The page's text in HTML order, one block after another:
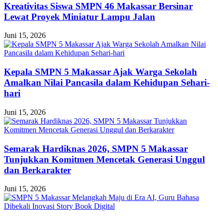
Kreativitas Siswa SMPN 46 Makassar Bersinar
Lewat Proyek Miniatur Lampu Jalan
Juni 15, 2026
Kepala SMPN 5 Makassar Ajak Warga Sekolah
Amalkan Nilai Pancasila dalam Kehidupan Sehari-
hari
Juni 15, 2026
Semarak Hardiknas 2026, SMPN 5 Makassar
Tunjukkan Komitmen Mencetak Generasi Unggul
dan Berkarakter
Juni 15, 2026